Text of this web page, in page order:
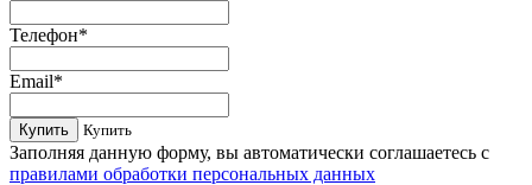
Телефон*
Email*
Купить Купить
Заполняя данную форму, вы автоматически соглашаетесь с
правилами обработки персональных данных